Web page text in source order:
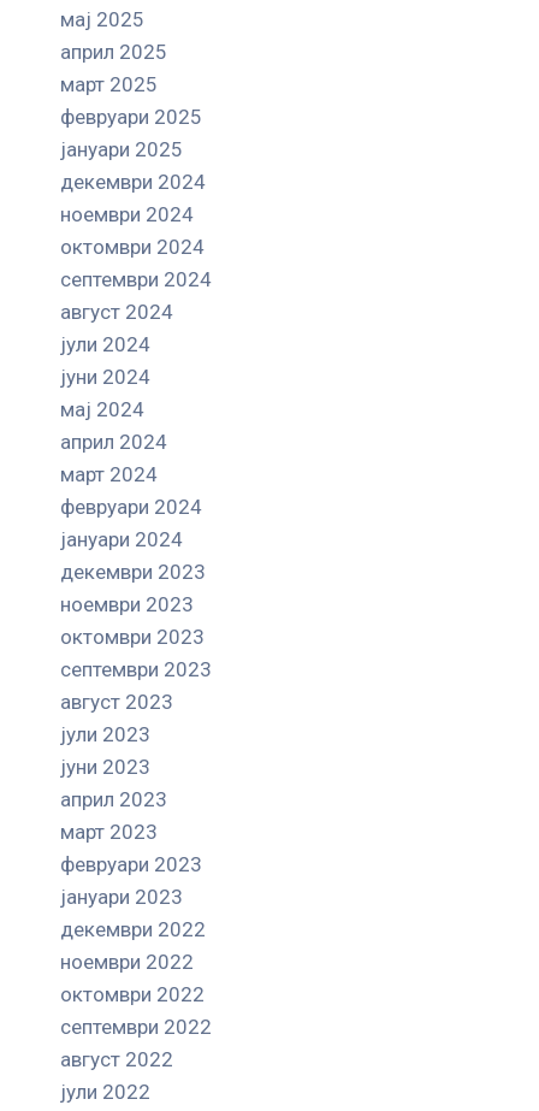
мај 2025
април 2025
март 2025
февруари 2025
јануари 2025
декември 2024
ноември 2024
октомври 2024
септември 2024
август 2024
јули 2024
јуни 2024
мај 2024
април 2024
март 2024
февруари 2024
јануари 2024
декември 2023
ноември 2023
октомври 2023
септември 2023
август 2023
јули 2023
јуни 2023
април 2023
март 2023
февруари 2023
јануари 2023
декември 2022
ноември 2022
октомври 2022
септември 2022
август 2022
јули 2022